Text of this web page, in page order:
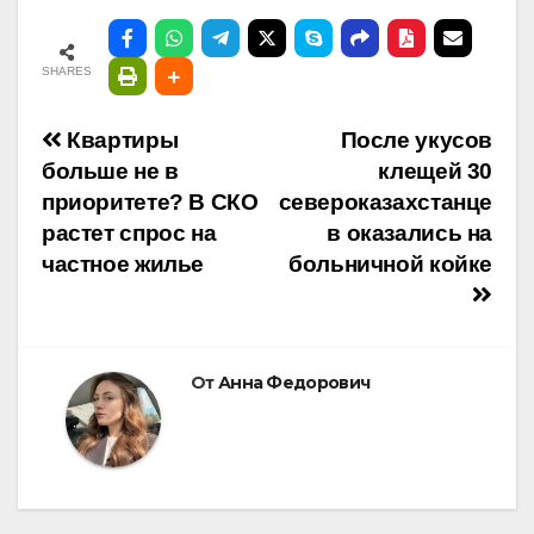
SHARES
Навигация
по
записям
После укусов
клещей 30
североказахстанце
в оказались на
больничной койке
Квартиры
больше не в
приоритете? В СКО
растет спрос на
частное жилье
ОтАнна Федорович